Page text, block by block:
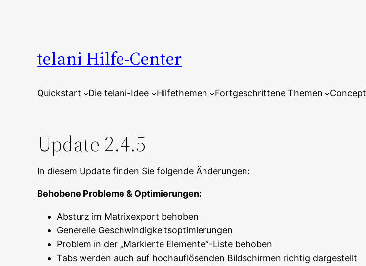
telani Hilfe-Center
Quickstart Die telani-Idee Hilfethemen Fortgeschrittene Themen Concept
Update 2.4.5
In diesem Update finden Sie folgende Änderungen:
Behobene Probleme & Optimierungen:
Absturz im Matrixexport behoben
Generelle Geschwindigkeitsoptimierungen
Problem in der „Markierte Elemente“-Liste behoben
Tabs werden auch auf hochauflösenden Bildschirmen richtig dargestellt